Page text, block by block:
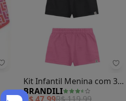
Lilica Ripilica - Short Menina
Kit Infantil Menina com 3
Shorts (Sortidos)
BRANDILI